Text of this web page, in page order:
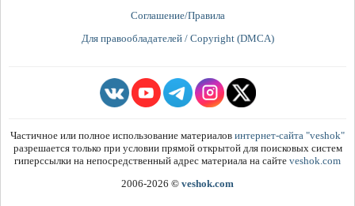
Соглашение/Правила
Для правообладателей / Copyright (DMCA)
Частичное или полное использование материалов интернет-сайта "veshok"
разрешается только при условии прямой открытой для поисковых систем
гиперссылки на непосредственный адрес материала на сайте veshok.com
2006-2026 © veshok.com